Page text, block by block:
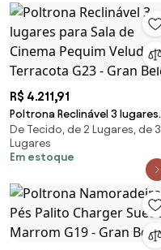
R$ 4.211,91
Poltrona Reclinável 3 lugares
para Sala de Cinema Pequim
Veludo Terracota G23 - Gran
Belo
De Tecido, de 2 Lugares, de 3
Lugares
Em estoque